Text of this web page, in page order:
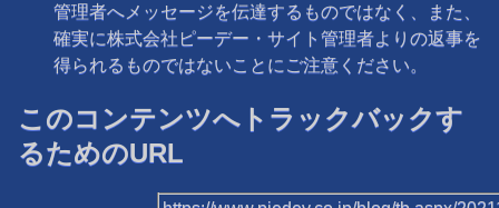
管理者へメッセージを伝達するものではなく、また、
確実に株式会社ピーデー・サイト管理者よりの返事を
得られるものではないことにご注意ください。
このコンテンツへトラックバックす
るためのURL